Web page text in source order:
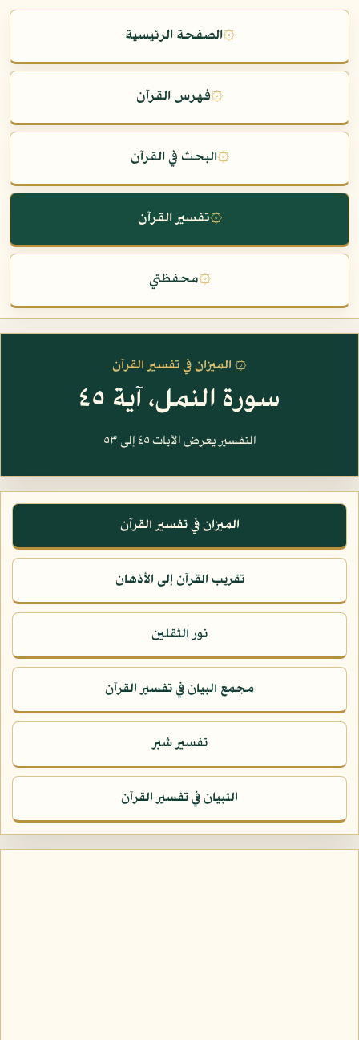
۞الصفحة الرئيسية
۞فهرس القرآن
۞البحث في القرآن
۞تفسير القرآن
۞محفظتي
۞ الميزان في تفسير القرآن
سورة النمل، آية ٤٥
التفسير يعرض الآيات ٤٥ إلى ٥٣
الميزان في تفسير القرآن
تقريب القرآن إلى الأذهان
نور الثقلين
مجمع البيان في تفسير القرآن
تفسير شبر
التبيان في تفسير القرآن